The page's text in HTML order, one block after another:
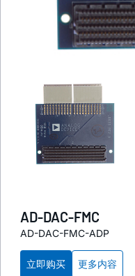
AD-DAC-FMC
AD-DAC-FMC-ADP
立即购买 更多内容